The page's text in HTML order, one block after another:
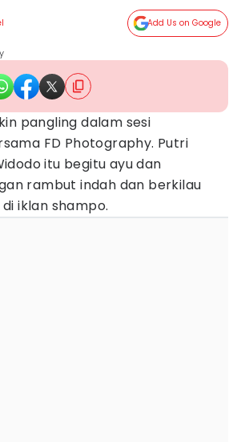
Add Us on Google
pangling dalam sesi
FD Photography. Putri
itu begitu ayu dan
rambut indah dan berkilau
iklan shampo.